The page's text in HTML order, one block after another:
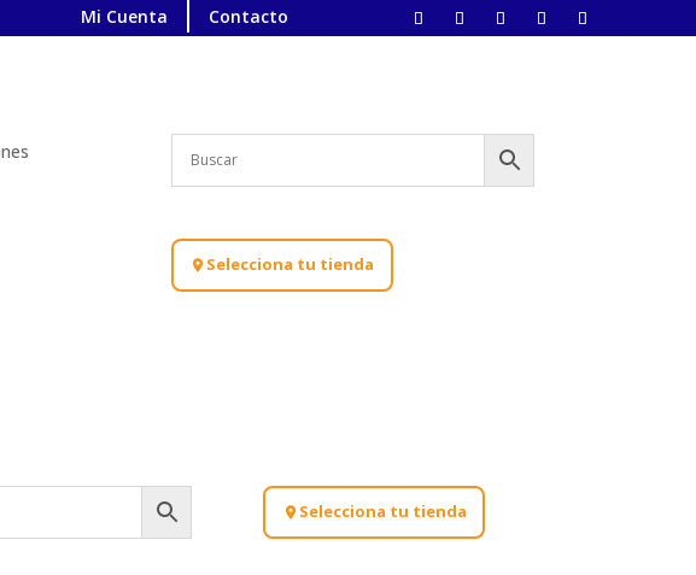
Mi Cuenta Contacto
Selecciona tu tienda
Selecciona tu tienda